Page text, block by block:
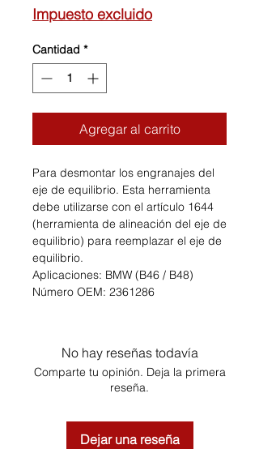
Impuesto excluido
Cantidad *
Agregar al carrito
Para desmontar los engranajes del
eje de equilibrio. Esta herramienta
debe utilizarse con el artículo 1644
(herramienta de alineación del eje de
equilibrio) para reemplazar el eje de
equilibrio.
Aplicaciones: BMW (B46 / B48)
Número OEM: 2361286
No hay reseñas todavía
Comparte tu opinión. Deja la primera
reseña.
Dejar una reseña